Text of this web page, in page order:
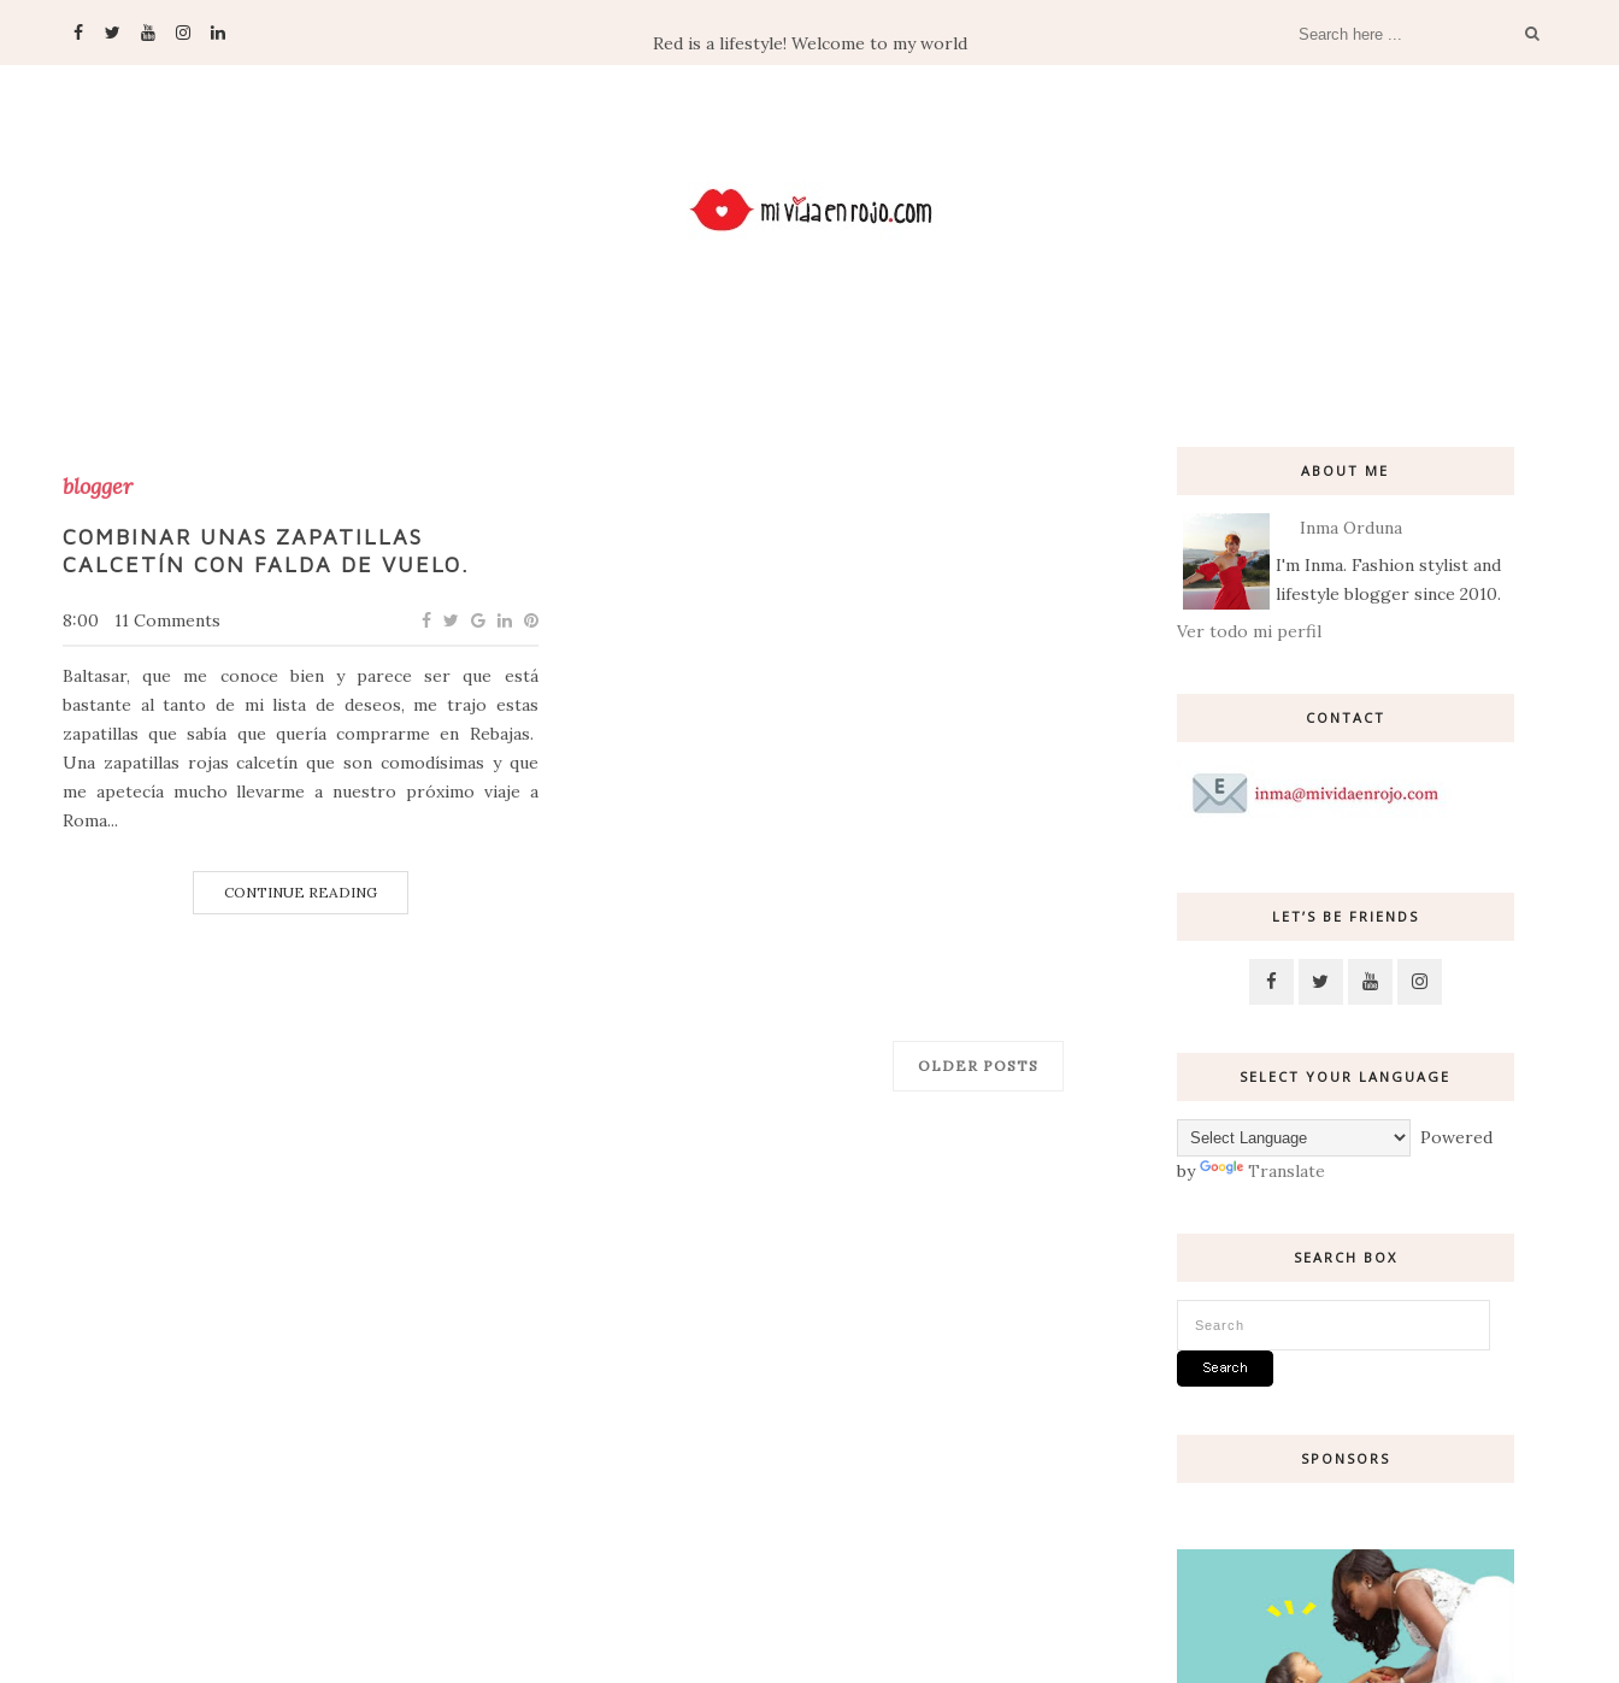
Red is a lifestyle! Welcome to my world
blogger
COMBINAR UNAS ZAPATILLAS
CALCETÍN CON FALDA DE VUELO.
8:00 11 Comments
Baltasar, que me conoce bien y parece ser que está
bastante al tanto de mi lista de deseos, me trajo estas
zapatillas que sabía que quería comprarme en Rebajas.
Una zapatillas rojas calcetín que son comodísimas y que
me apetecía mucho llevarme a nuestro próximo viaje a
Roma...
CONTINUE READING
OLDER POSTS
ABOUT ME
Inma Orduna
I'm Inma. Fashion stylist and
lifestyle blogger since 2010.
Ver todo mi perfil
CONTACT
LET’S BE FRIENDS
SELECT YOUR LANGUAGE
Powered
by
Translate
SEARCH BOX
SPONSORS